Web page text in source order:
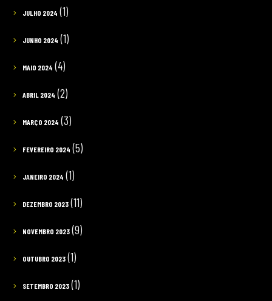
JULHO 2024 (1)
JUNHO 2024 (1)
MAIO 2024 (4)
ABRIL 2024 (2)
MARÇO 2024 (3)
FEVEREIRO 2024 (5)
JANEIRO 2024 (1)
DEZEMBRO 2023(11)
NOVEMBRO 2023(9)
OUTUBRO 2023(1)
SETEMBRO 2023(1)